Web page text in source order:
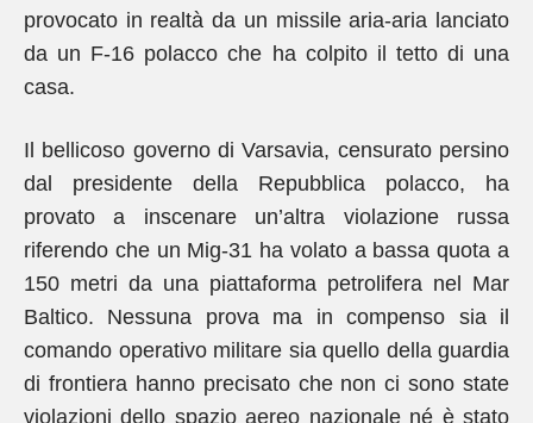
provocato in realtà da un missile aria-aria lanciato
da un F-16 polacco che ha colpito il tetto di una
casa.
Il bellicoso governo di Varsavia, censurato persino
dal presidente della Repubblica polacco, ha
provato a inscenare un’altra violazione russa
riferendo che un Mig-31 ha volato a bassa quota a
150 metri da una piattaforma petrolifera nel Mar
Baltico. Nessuna prova ma in compenso sia il
comando operativo militare sia quello della guardia
di frontiera hanno precisato che non ci sono state
violazioni dello spazio aereo nazionale né è stato